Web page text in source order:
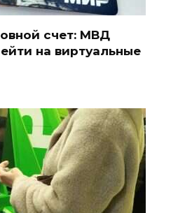
счет: МВД
на виртуальные